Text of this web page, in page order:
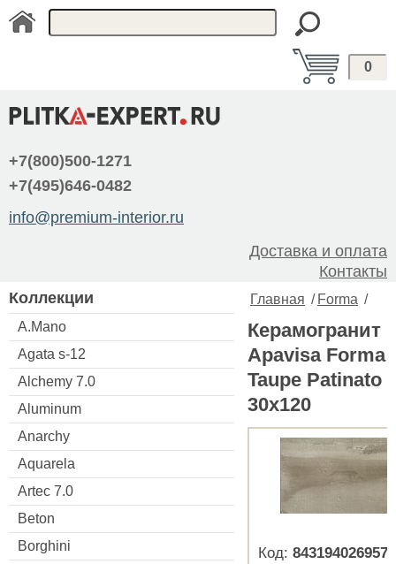
0
+7(800)500-1271
+7(495)646-0482
info@premium-interior.ru
Доставка и оплата
Контакты
Коллекции
A.Mano
Agata s-12
Alchemy 7.0
Aluminum
Anarchy
Aquarela
Artec 7.0
Beton
Borghini
Главная / Forma /
Керамогранит
Apavisa Forma
Taupe Patinato
30x120
Код: 8431940269578